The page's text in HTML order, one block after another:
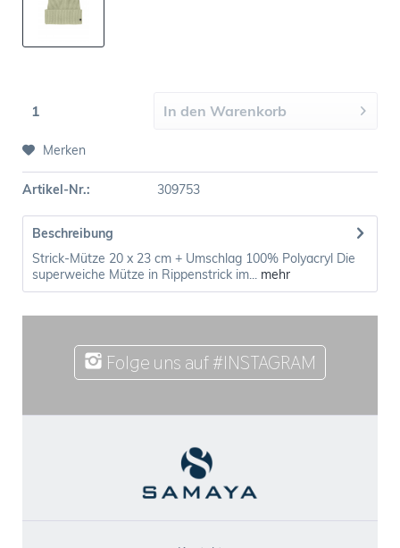
In den Warenkorb
Merken
Artikel-Nr.: 309753
Beschreibung
Strick-Mütze 20 x 23 cm + Umschlag 100% Polyacryl Die
superweiche Mütze in Rippenstrick im... mehr
Folge uns auf #INSTAGRAM